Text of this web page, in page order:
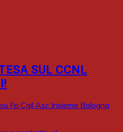
SUL CCNL
Fp Cgil Asc Insieme Bologna